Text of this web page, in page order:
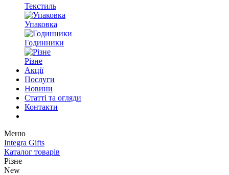
Текстиль
Упаковка
Годинники
Різне
Акції
Послуги
Новини
Статті та огляди
Контакти
Меню
Integra Gifts
Каталог товарів
Різне
New